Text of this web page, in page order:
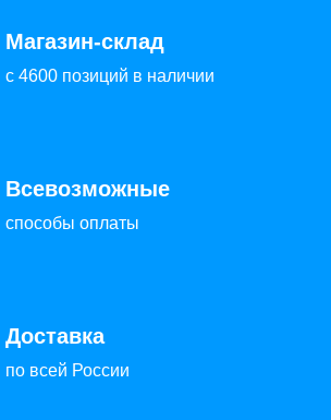
Магазин-склад
с 4600 позиций в наличии
Всевозможные
способы оплаты
Доставка
по всей России